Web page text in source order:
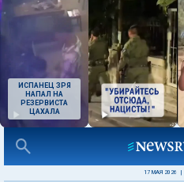
ИСПАНЕЦ ЗРЯ
НАПАЛ НА
РЕЗЕРВИСТА
ЦАХАЛА
17 МАЯ 2026